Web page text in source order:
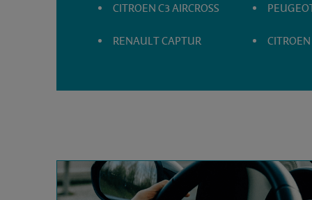
CITROEN C3 AIRCROSS
RENAULT CAPTUR CITROEN